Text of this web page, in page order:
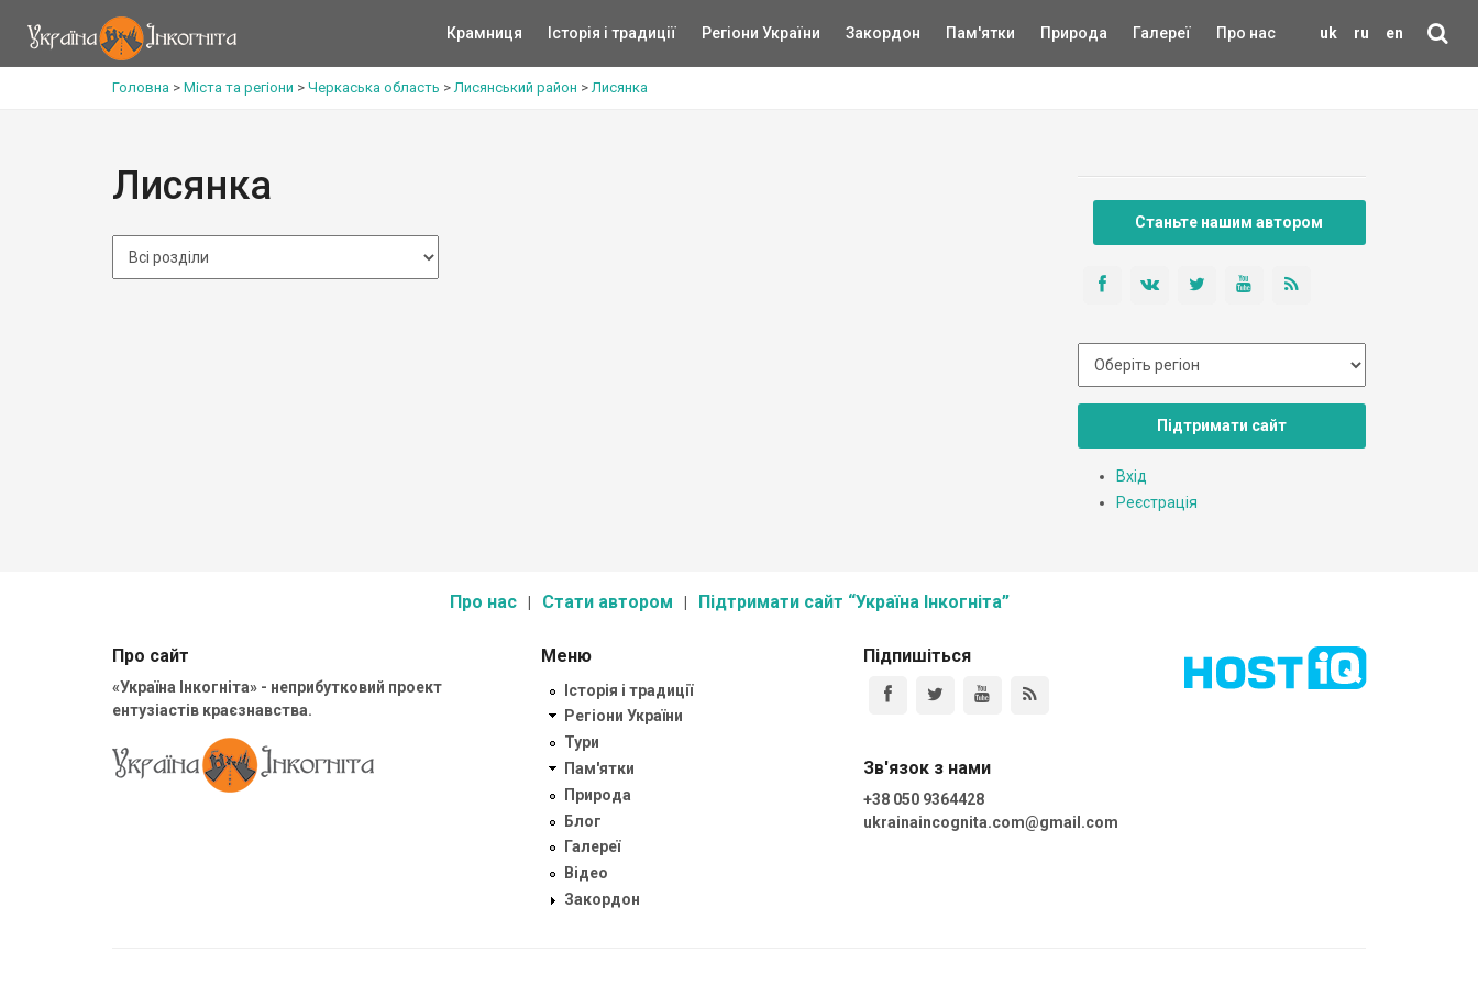
uk ru en
Крамниця Історія і традиції Регіони України Закордон Пам'ятки Природа Галереї Про нас
Головна > Міста та регіони > Черкаська область >Лисянський район >Лисянка
Лисянка
Станьте нашим автором
Підтримати сайт
Вхід
Реєстрація
Про нас Стати автором Підтримати сайт “Україна Інкогніта”
Про сайт
«Україна Інкогніта» - неприбутковий проект
ентузіастів краєзнавства.
Меню
Історія і традиції
Регіони України
Тури
Пам'ятки
Природа
Блог
Галереї
Відео
Закордон
Підпишіться
Зв'язок з нами
+38 050 9364428
ukrainaincognita.com@gmail.com